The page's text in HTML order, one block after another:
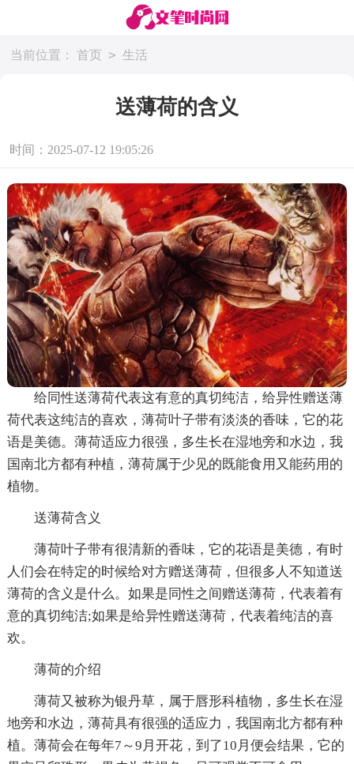
当前位置： 首页 > 生活
送薄荷的含义
时间：2025-07-12 19:05:26
给同性送薄荷代表这有意的真切纯洁，给异性赠送薄
荷代表这纯洁的喜欢，薄荷叶子带有淡淡的香味，它的花
语是美德。薄荷适应力很强，多生长在湿地旁和水边，我
国南北方都有种植，薄荷属于少见的既能食用又能药用的
植物。
送薄荷含义
薄荷叶子带有很清新的香味，它的花语是美德，有时
人们会在特定的时候给对方赠送薄荷，但很多人不知道送
薄荷的含义是什么。如果是同性之间赠送薄荷，代表着有
意的真切纯洁;如果是给异性赠送薄荷，代表着纯洁的喜
欢。
薄荷的介绍
薄荷又被称为银丹草，属于唇形科植物，多生长在湿
地旁和水边，薄荷具有很强的适应力，我国南北方都有种
植。薄荷会在每年7～9月开花，到了10月便会结果，它的